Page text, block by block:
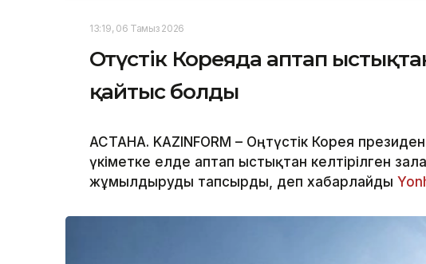
13:19, 06 Тамыз 2026
Оңтүстік Кореяда аптап
қайтыс болды
АСТАНА. KAZINFORM – Оңтүстік Корея
үкіметке елде аптап ыстықтан келтірілген
жұмылдыруды тапсырды, деп хабарлайды